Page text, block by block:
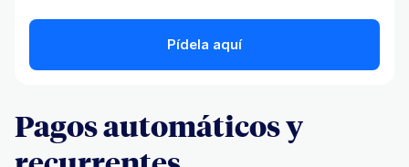
Pídela aquí
Pagos automáticos y